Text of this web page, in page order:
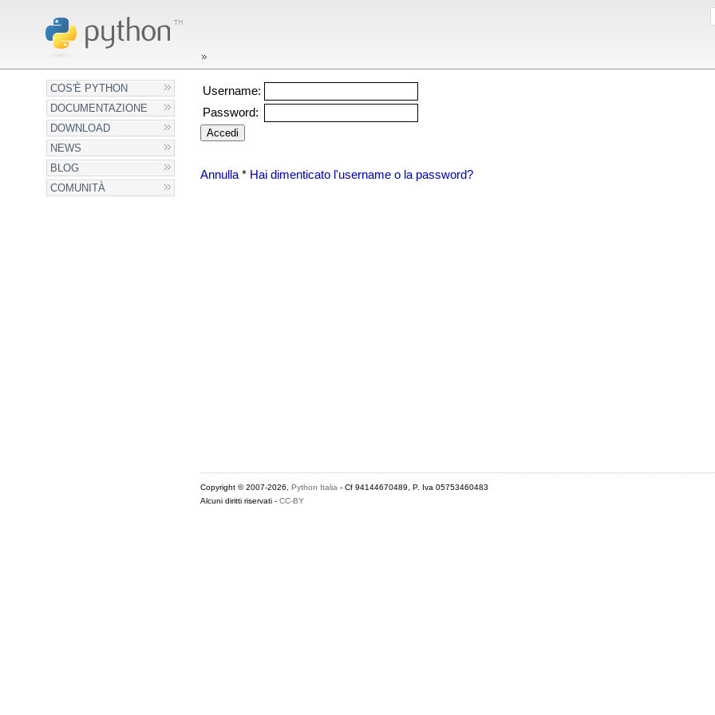
COS'È PYTHON
DOCUMENTAZIONE
DOWNLOAD
NEWS
BLOG
COMUNITÀ
Username:
Password:
Annulla* Hai dimenticato l'username o la password?
Copyright © 2007-2026, Python Italia - Cf 94144670489, P. Iva 05753460483
Alcuni diritti riservati - CC-BY